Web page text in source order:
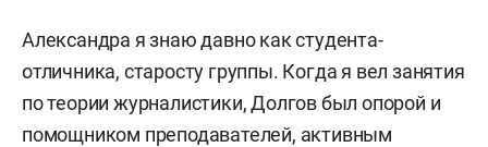
Александра я знаю давно как студента-
отличника, старосту группы. Когда я вел занятия
по теории журналистики, Долгов был опорой и
помощником преподавателей, активным